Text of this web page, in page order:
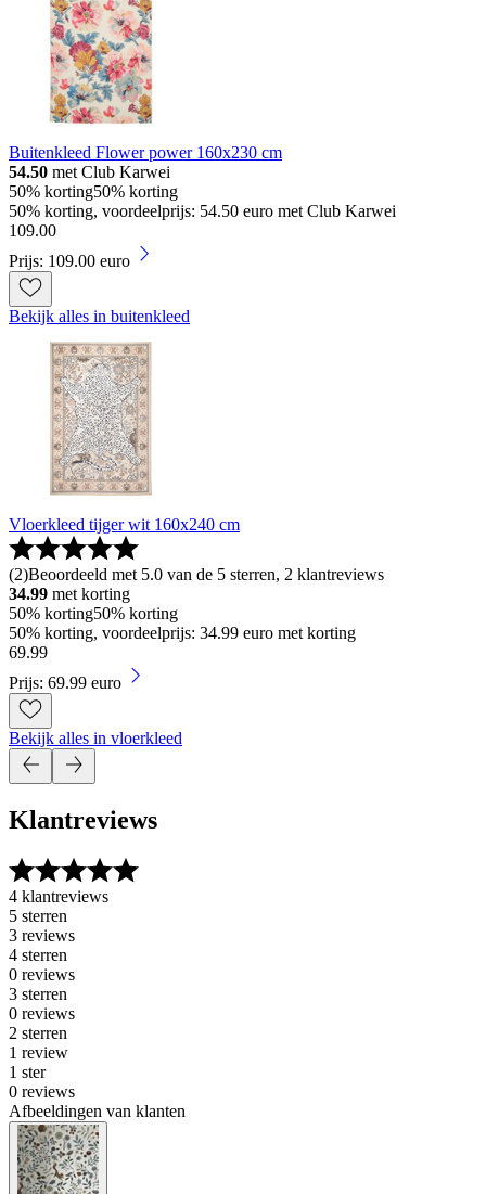
Buitenkleed Flower power 160x230 cm
54.50 met Club Karwei
50% korting50% korting
50% korting, voordeelprijs: 54.50 euro met Club Karwei
109.00
Prijs: 109.00 euro
Bekijk alles in buitenkleed
Vloerkleed tijger wit 160x240 cm
(2)Beoordeeld met 5.0 van de 5 sterren, 2 klantreviews
34.99 met korting
50% korting50% korting
50% korting, voordeelprijs: 34.99 euro met korting
69.99
Prijs: 69.99 euro
Bekijk alles in vloerkleed
Klantreviews
4 klantreviews
5 sterren
3 reviews
4 sterren
0 reviews
3 sterren
0 reviews
2 sterren
1 review
1 ster
0 reviews
Afbeeldingen van klanten